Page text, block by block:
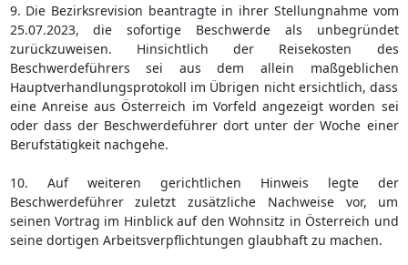
9. Die Bezirksrevision beantragte in ihrer Stellungnahme vom
25.07.2023, die sofortige Beschwerde als unbegründet
zurückzuweisen. Hinsichtlich der Reisekosten des
Beschwerdeführers sei aus dem allein maßgeblichen
Hauptverhandlungsprotokoll im Übrigen nicht ersichtlich, dass
eine Anreise aus Österreich im Vorfeld angezeigt worden sei
oder dass der Beschwerdeführer dort unter der Woche einer
Berufstätigkeit nachgehe.
10. Auf weiteren gerichtlichen Hinweis legte der
Beschwerdeführer zuletzt zusätzliche Nachweise vor, um
seinen Vortrag im Hinblick auf den Wohnsitz in Österreich und
seine dortigen Arbeitsverpflichtungen glaubhaft zu machen.